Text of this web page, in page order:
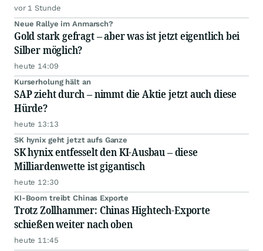
vor 1 Stunde
Neue Rallye im Anmarsch?
Gold stark gefragt – aber was ist jetzt eigentlich bei
Silber möglich?
heute 14:09
Kurserholung hält an
SAP zieht durch – nimmt die Aktie jetzt auch diese
Hürde?
heute 13:13
SK hynix geht jetzt aufs Ganze
SK hynix entfesselt den KI-Ausbau – diese
Milliardenwette ist gigantisch
heute 12:30
KI-Boom treibt Chinas Exporte
Trotz Zollhammer: Chinas Hightech-Exporte
schießen weiter nach oben
heute 11:45